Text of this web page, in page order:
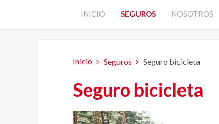
INICIO SEGUROS NOSOTROS
Inicio Seguros Seguro bicicleta
Seguro bicicleta